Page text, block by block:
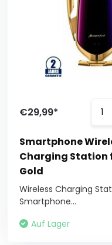
€29,99*
Smartphone
Charging Station
Gold
Wireless Charging
Smartphone...
Auf Lager